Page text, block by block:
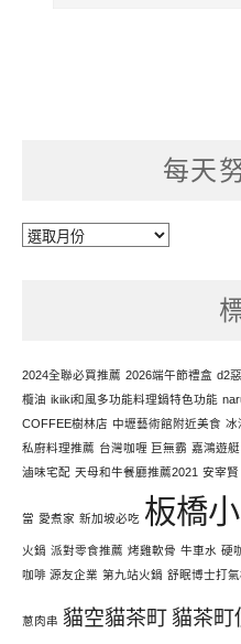
每天
每
2024全聯必買推薦 2026端午節禮盒 d2
欖油 ikiiki和風多功能料理鍋特色功能
COFFEE樹林店 中壢藝術館附近美食 冰
私廚料理推薦 台灣咖喱 巨無霸 嘉鴻遊艇
滷味宅配 天母和牛餐廳推薦2021 安宰賢
當 愛煮家 新加坡必吃 板橋
火鍋 派對零食推薦 烤雞軟骨 牛車水 硬
咖啡 源友企業 第九站火鍋 舒眠博士打
蔥肉串 貓空貓茶町貓茶町